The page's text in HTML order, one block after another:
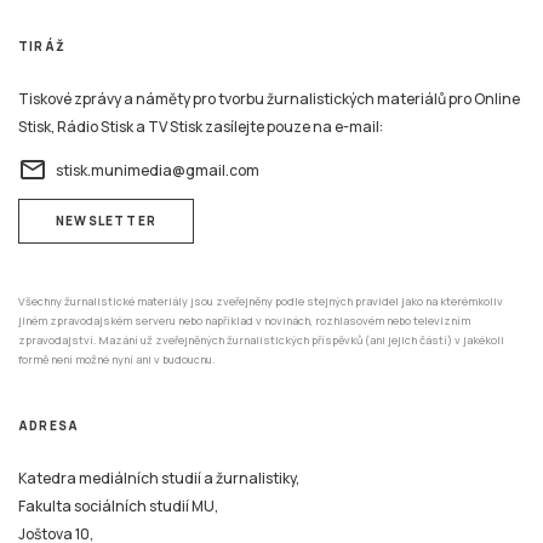
TIRÁŽ
Tiskové zprávy a náměty pro tvorbu žurnalistických materiálů pro Online
Stisk, Rádio Stisk a TV Stisk zasílejte pouze na e-mail:
email stisk.munimedia@gmail.com
NEWSLETTER
Všechny žurnalistické materiály jsou zveřejněny podle stejných pravidel jako na kterémkoliv
jiném zpravodajském serveru nebo například v novinách, rozhlasovém nebo televizním
zpravodajství. Mazání už zveřejněných žurnalistických příspěvků (ani jejich částí) v jakékoli
formě není možné nyní ani v budoucnu.
ADRESA
Katedra mediálních studií a žurnalistiky,
Fakulta sociálních studií MU,
Joštova 10,